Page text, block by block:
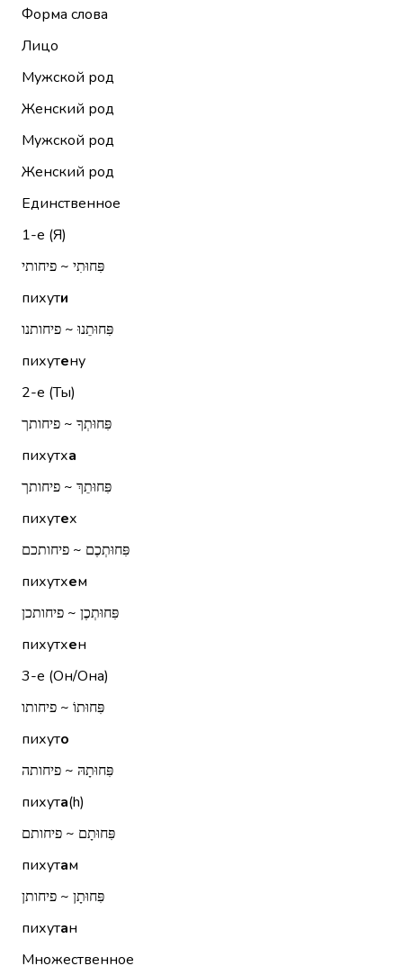
Форма слова
Лицо
Мужской род
Женский род
Мужской род
Женский род
Единственное
1-е (Я)
פִּחוּתִי ~ פיחותי
пихути
פִּחוּתֵנוּ ~ פיחותנו
пихутену
2-е (Ты)
פִּחוּתְךָ ~ פיחותך
пихутха
פִּחוּתֵךְ ~ פיחותך
пихутех
פִּחוּתְכֶם ~ פיחותכם
пихутхем
פִּחוּתְכֶן ~ פיחותכן
пихутхен
3-е (Он/Она)
פִּחוּתוֹ ~ פיחותו
пихуто
פִּחוּתָהּ ~ פיחותה
пихута(h)
פִּחוּתָם ~ פיחותם
пихутам
פִּחוּתָן ~ פיחותן
пихутан
Множественное